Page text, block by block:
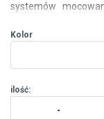
systemów
rozciąganie,
Kolor
ilość: